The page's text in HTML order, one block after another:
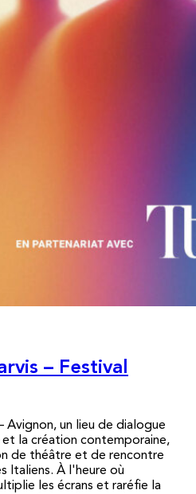
– Festival
Avignon, un lieu de dialogue
la création contemporaine,
de théâtre et de rencontre
Italiens. À l'heure où
les écrans et raréfie la